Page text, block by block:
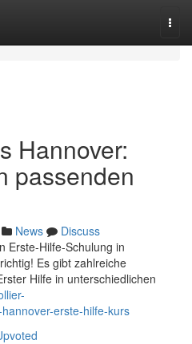
Hannover:
passenden
News
Discuss
Erste-Hilfe-Schulung in
Es gibt zahlreiche
Hilfe in unterschiedlichen
erste-hilfe-kurs